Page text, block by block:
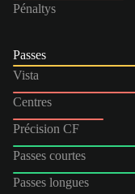
Pénaltys
Passes
Vista
Centres
Précision CF
Passes courtes
Passes longues